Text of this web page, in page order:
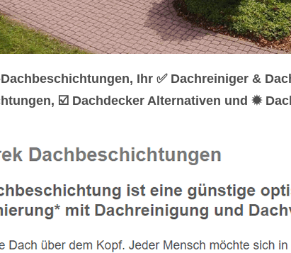
Dachbeschichtungen, Ihr ✅ Dachreiniger &
☑️ Dachdecker Alternativen und ✹